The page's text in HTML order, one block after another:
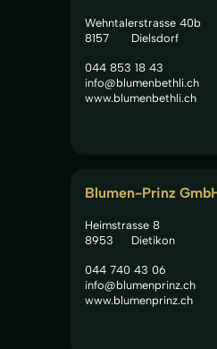
Wehntalerstrasse 40b
8157
Dielsdorf
044 853 18 43
info@blumenbethli.ch
www.blumenbethli.ch
Blumen-Prinz
Heimstrasse 8
8953
Dietikon
044 740 43 06
info@blumenprinz.ch
www.blumenprinz.ch